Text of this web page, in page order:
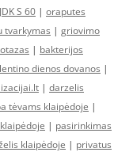
S 60 | oraputes
tvarkymas | griovimo
| bakterijos
dienos dovanos |
| darzelis
tėvams klaipėdoje |
| pasirinkimas
klaipėdoje | privatus